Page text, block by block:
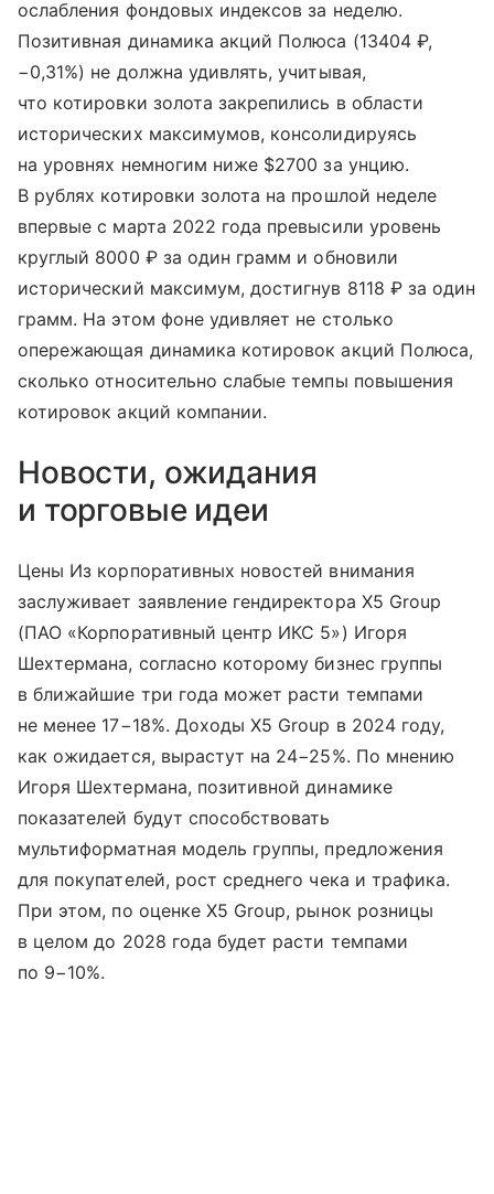
ослабления фондовых индексов за неделю.
Позитивная динамика акций Полюса (13404 ₽,
−0,31%) не должна удивлять, учитывая,
что котировки золота закрепились в области
исторических максимумов, консолидируясь
на уровнях немногим ниже $2700 за унцию.
В рублях котировки золота на прошлой неделе
впервые с марта 2022 года превысили уровень
круглый 8000 ₽ за один грамм и обновили
исторический максимум, достигнув 8118 ₽ за один
грамм. На этом фоне удивляет не столько
опережающая динамика котировок акций Полюса,
сколько относительно слабые темпы повышения
котировок акций компании.
Новости, ожидания
и торговые идеи
Цены Из корпоративных новостей внимания
заслуживает заявление гендиректора X5 Group
(ПАО «Корпоративный центр ИКС 5») Игоря
Шехтермана, согласно которому бизнес группы
в ближайшие три года может расти темпами
не менее 17−18%. Доходы X5 Group в 2024 году,
как ожидается, вырастут на 24−25%. По мнению
Игоря Шехтермана, позитивной динамике
показателей будут способствовать
мультиформатная модель группы, предложения
для покупателей, рост среднего чека и трафика.
При этом, по оценке X5 Group, рынок розницы
в целом до 2028 года будет расти темпами
по 9−10%.